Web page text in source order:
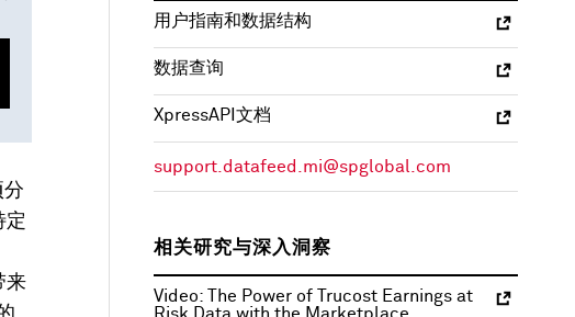
定
来
用户指南和数据结构
数据查询
XpressAPI文档
support.datafeed.mi@spglobal.com
相关研究与深入洞察
Video: The Power of Trucost Earnings at